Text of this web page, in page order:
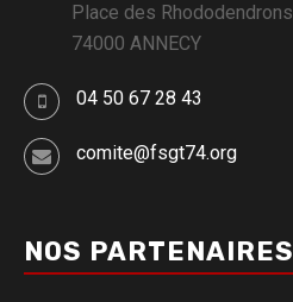
Place des Rhododendrons
74000 ANNECY
04 50 67 28 43
comite@fsgt74.org
NOS PARTENAIRES